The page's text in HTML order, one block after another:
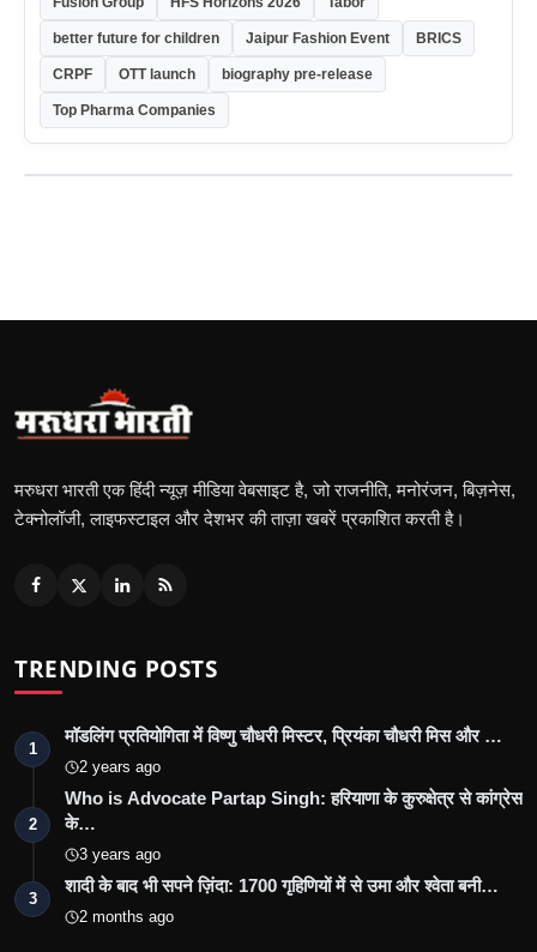
better future for children Jaipur Fashion Event BRICS
CRPF OTT launch biography pre-release
Top Pharma Companies
मरुधरा भारती एक हिंदी न्यूज़ मीडिया वेबसाइट है, जो राजनीति, मनोरंजन, बिज़नेस,
टेक्नोलॉजी, लाइफस्टाइल और देशभर की ताज़ा खबरें प्रकाशित करती है।
TRENDING POSTS
1
मॉडलिंग प्रतियोगिता में विष्णु चौधरी मिस्टर, प्रियंका चौधरी मिस और …
2 years ago
2
Who is Advocate Partap Singh: हरियाणा के कुरुक्षेत्र से कांग्रेस
के…
3 years ago
3
शादी के बाद भी सपने ज़िंदा: 1700 गृहिणियों में से उमा और श्वेता बनी…
2 months ago